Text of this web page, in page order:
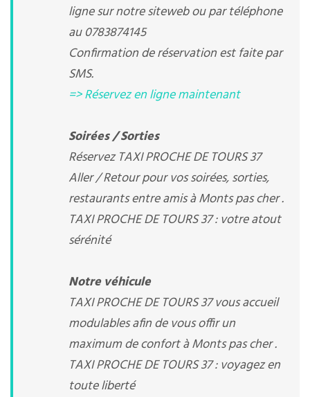
ligne sur notre siteweb ou par téléphone
au 0783874145
Confirmation de réservation est faite par
SMS.
=> Réservez en ligne maintenant
Soirées / Sorties
Réservez TAXI PROCHE DE TOURS 37
Aller / Retour pour vos soirées, sorties,
restaurants entre amis à Monts pas cher .
TAXI PROCHE DE TOURS 37 : votre atout
sérénité
Notre véhicule
TAXI PROCHE DE TOURS 37 vous accueil
modulables afin de vous offir un
maximum de confort à Monts pas cher .
TAXI PROCHE DE TOURS 37 : voyagez en
toute liberté